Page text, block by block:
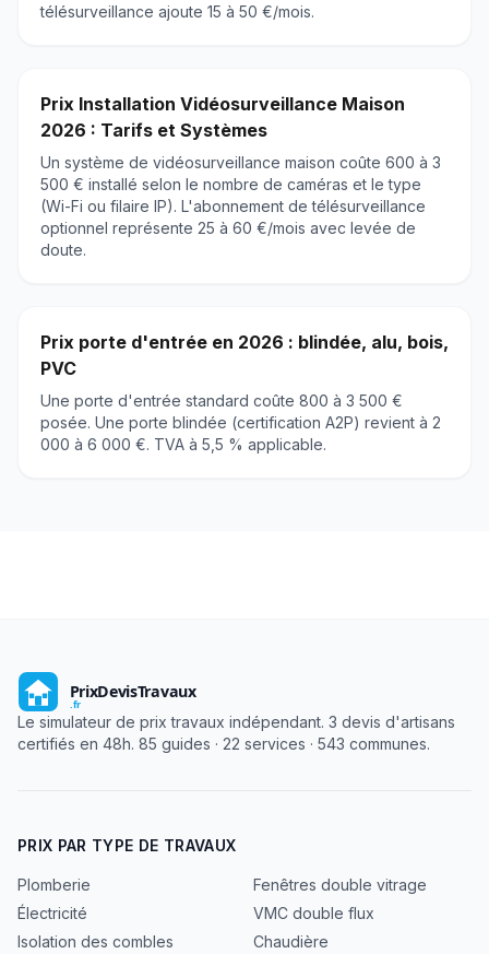
télésurveillance ajoute 15 à 50 €/mois.
Prix Installation Vidéosurveillance Maison
2026 : Tarifs et Systèmes
Un système de vidéosurveillance maison coûte 600 à 3
500 € installé selon le nombre de caméras et le type
(Wi-Fi ou filaire IP). L'abonnement de télésurveillance
optionnel représente 25 à 60 €/mois avec levée de
doute.
Prix porte d'entrée en 2026 : blindée, alu, bois,
PVC
Une porte d'entrée standard coûte 800 à 3 500 €
posée. Une porte blindée (certification A2P) revient à 2
000 à 6 000 €. TVA à 5,5 % applicable.
Le simulateur de prix travaux indépendant. 3 devis d'artisans
certifiés en 48h. 85 guides · 22 services · 543 communes.
PRIX PAR TYPE DE TRAVAUX
Plomberie
Électricité
Isolation des combles
Fenêtres double vitrage
VMC double flux
Chaudière